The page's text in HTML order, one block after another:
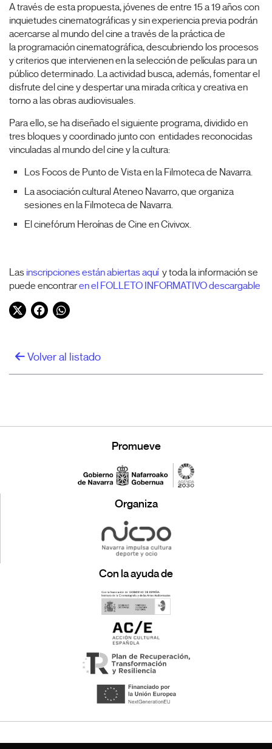
A través de esta propuesta, jóvenes de entre 15 a 19 años con
inquietudes cinematográficas y sin experiencia previa podrán
acercarse al mundo del cine a través de la práctica de
la programación cinematográfica, descubriendo los procesos
y criterios que intervienen en la selección de películas para un
público determinado. La actividad busca, además, fomentar el
disfrute del cine y despertar una mirada crítica y creativa en
torno a las obras audiovisuales.
Para ello, se ha diseñado el siguiente programa, dividido en
tres bloques y coordinado junto con entidades reconocidas
vinculadas al mundo del cine y la cultura:
Los Focos de Punto de Vista en la Filmoteca de Navarra.
La asociación cultural Ateneo Navarro, que organiza
sesiones en la Filmoteca de Navarra.
El cinefórum Heroínas de Cine en Civivox.
Las inscripciones están abiertas aquí y toda la información se
puede encontraren el FOLLETO INFORMATIVO descargable
Twitter
Facebook
WhatsApp
Volver al listado
Promueve
Organiza
Con la ayuda de